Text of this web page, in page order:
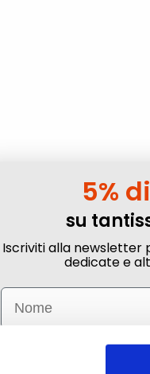
Iscriviti
Ottieni sconti e
-5%
su tante
5%
su
Iscriviti alla newsletter
dedicate e
Name